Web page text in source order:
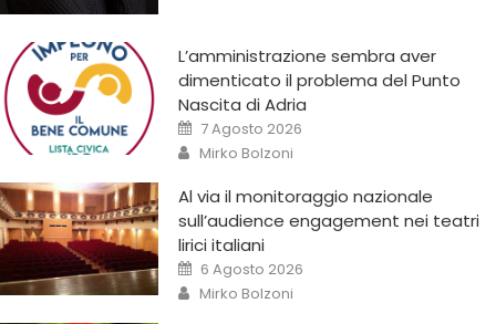
L’amministrazione sembra aver
dimenticato il problema del Punto
Nascita di Adria
7 Agosto 2026
Mirko Bolzoni
Al via il monitoraggio nazionale
sull’audience engagement nei teatri
lirici italiani
6 Agosto 2026
Mirko Bolzoni